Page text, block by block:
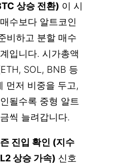
상승 전환) 이 시
수보다 알트코인
비하고 분할 매수
입니다. 시가총액
SOL, BNB 등
먼저 비중을 두고,
될수록 중형 알트
씩 늘려갑니다.
진입 확인 (지수
상승 가속) 신호